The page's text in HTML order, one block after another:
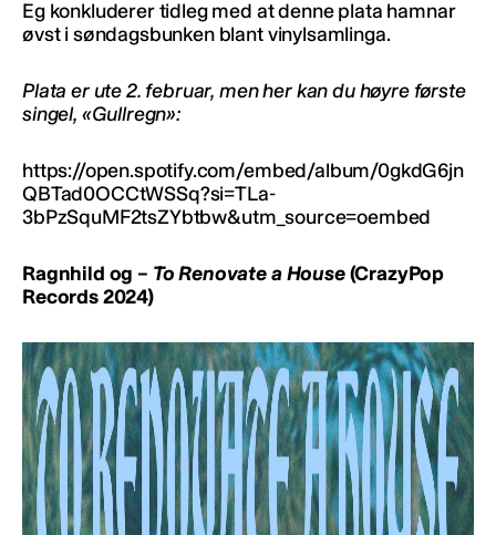
Eg konkluderer tidleg med at denne plata hamnar
øvst i søndagsbunken blant vinylsamlinga.
Plata er ute 2. februar, men her kan du høyre første
singel, «Gullregn»:
https://open.spotify.com/embed/album/0gkdG6jn
QBTad0OCCtWSSq?si=TLa-
3bPzSquMF2tsZYbtbw&utm_source=oembed
Ragnhild og – To Renovate a House(CrazyPop
Records 2024)